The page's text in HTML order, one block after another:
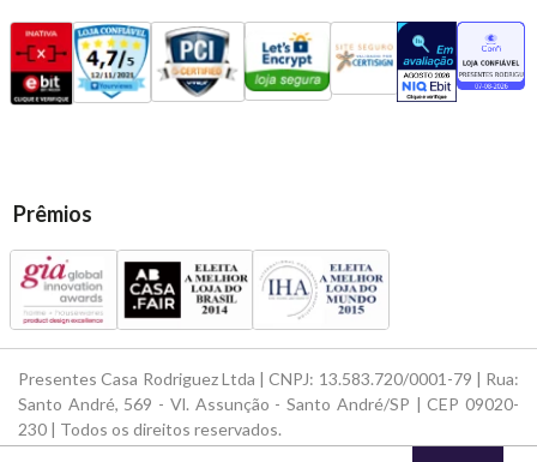
Prêmios
Presentes Casa Rodriguez Ltda | CNPJ: 13.583.720/0001-79 | Rua:
Santo André, 569 - Vl. Assunção - Santo André/SP | CEP 09020-
230 | Todos os direitos reservados.